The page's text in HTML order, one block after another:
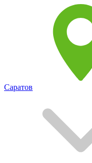
Саратов